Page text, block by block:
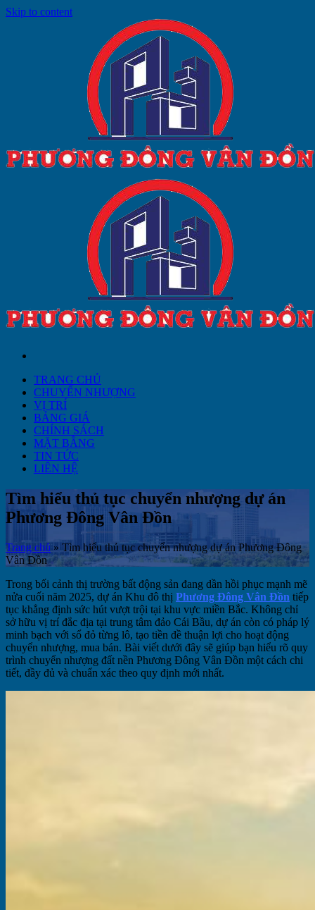
Skip to content
TRANG CHỦ
CHUYỂN NHƯỢNG
VỊ TRÍ
BẢNG GIÁ
CHÍNH SÁCH
MẶT BẰNG
TIN TỨC
LIÊN HỆ
Tìm hiểu thủ tục chuyển nhượng dự án
Phương Đông Vân Đồn
Trang chủ » Tìm hiểu thủ tục chuyển nhượng dự án Phương Đông
Vân Đồn
Trong bối cảnh thị trường bất động sản đang dần hồi phục mạnh mẽ
nửa cuối năm 2025, dự án Khu đô thị Phương Đông Vân Đồn tiếp
tục khẳng định sức hút vượt trội tại khu vực miền Bắc. Không chỉ
sở hữu vị trí đắc địa tại trung tâm đảo Cái Bầu, dự án còn có pháp lý
minh bạch với sổ đỏ từng lô, tạo tiền đề thuận lợi cho hoạt động
chuyển nhượng, mua bán. Bài viết dưới đây sẽ giúp bạn hiểu rõ quy
trình chuyển nhượng đất nền Phương Đông Vân Đồn một cách chi
tiết, đầy đủ và chuẩn xác theo quy định mới nhất.